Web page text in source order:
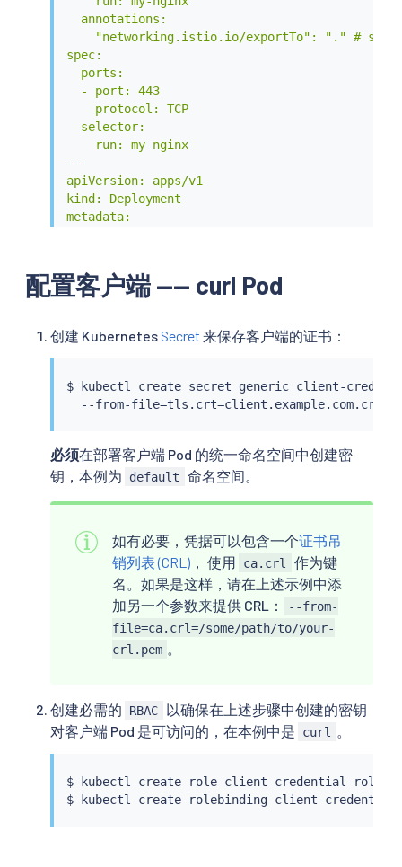
  annotations:
"networking.istio.io/exportTo": "." #
spec:
  ports:
  - port: 443
    protocol: TCP
  selector:
    run: my-nginx
---
apiVersion: apps/v1
kind: Deployment
metadata:
spec:
  selector:
  replicas: 1
    metadata:
      labels:
      containers:
      - name: my-nginx
        image: nginx
        ports:
        volumeMounts:
        - name: nginx-config
          mountPath: /etc/nginx
          readOnly: true
        - name: nginx-server-certs
          mountPath: /etc/nginx-server-certs
          readOnly: true
          readOnly: true
      volumes:
      - name: nginx-config
          name: nginx-configmap
      - name: nginx-server-certs
        secret:
配置客户端 —— curl Pod
创建 Kubernetes Secret 来保存客户端的证书：
$ kubectl
create secret generic client-
  --from-file
=tls.crt=client.example.com.crt
必须在部署客户端 Pod 的统一命名空间中创建密
钥，本例为
default 命名空间。
如有必要，凭据可以包含一个证书吊
销列表 (CRL) ， 使用 ca.crl
作为键
名。如果是这样，请在上述示例中添
加另一个参数来提供 CRL：
--from-
file=ca.crl=/some/path/to/your-
crl.pem
创建必需的 RBAC
以确保在上述步骤中创建的密钥
对客户端 Pod 是可访问的，在本例中是
curl
$ kubectl
create role client-credential-role --
$ kubectl create rolebinding client-